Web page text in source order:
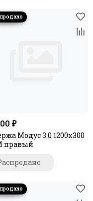
₽
Модус 3.0 1200x300
правый